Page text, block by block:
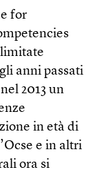
for
anni passati
2013 un
in età di
e in altri
ora si